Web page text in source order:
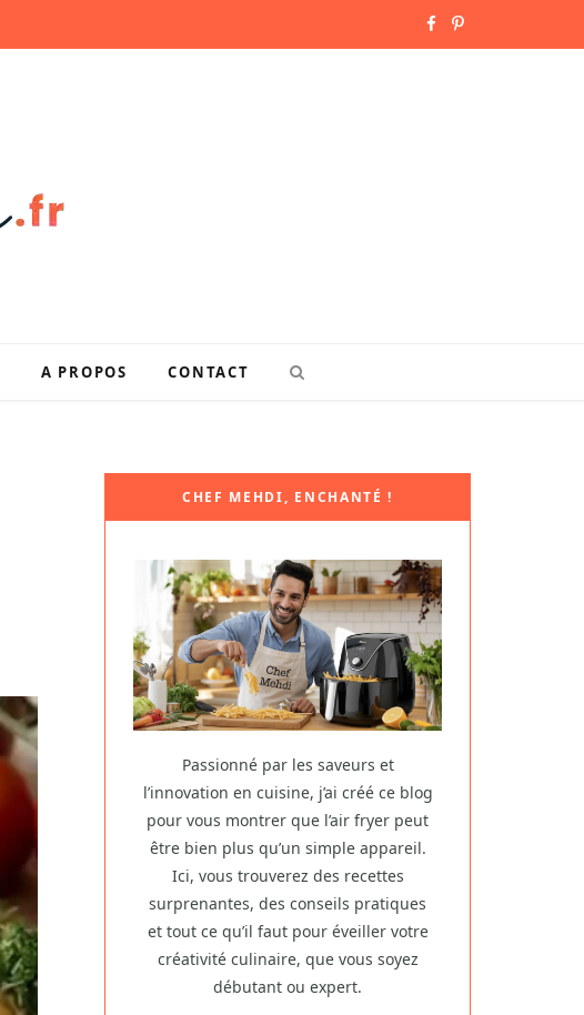
P
A PROPOS CONTACT
CHEF MEHDI, ENCHANTÉ !
Passionné par les saveurs et
l’innovation en cuisine, j’ai créé ce blog
pour vous montrer que l’air fryer peut
être bien plus qu’un simple appareil.
Ici, vous trouverez des recettes
surprenantes, des conseils pratiques
et tout ce qu’il faut pour éveiller votre
créativité culinaire, que vous soyez
débutant ou expert.